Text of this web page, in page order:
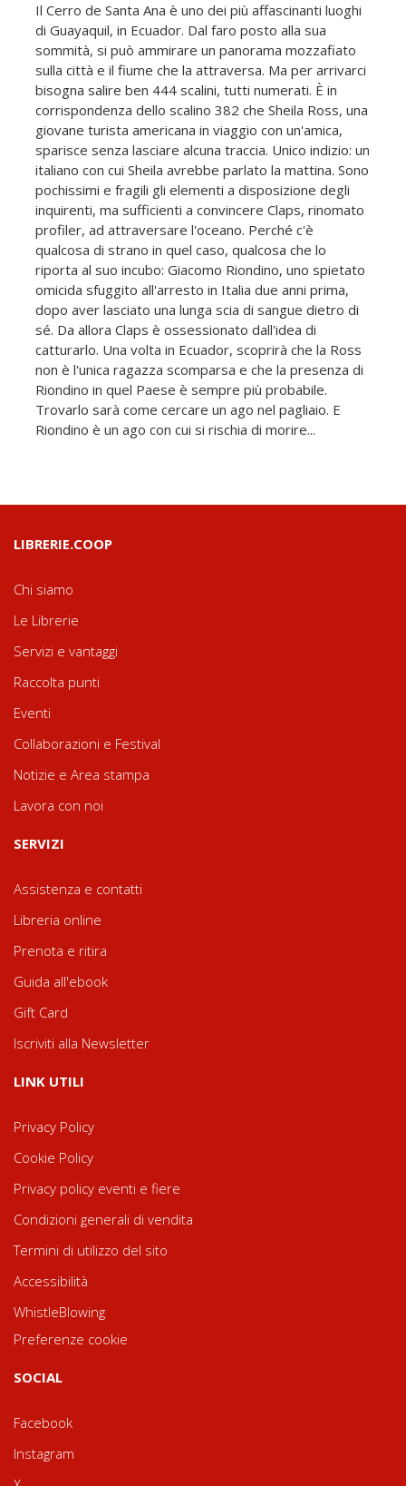
Il Cerro de Santa Ana è uno dei più affascinanti luoghi
di Guayaquil, in Ecuador. Dal faro posto alla sua
sommità, si può ammirare un panorama mozzafiato
sulla città e il fiume che la attraversa. Ma per arrivarci
bisogna salire ben 444 scalini, tutti numerati. È in
corrispondenza dello scalino 382 che Sheila Ross, una
giovane turista americana in viaggio con un'amica,
sparisce senza lasciare alcuna traccia. Unico indizio: un
italiano con cui Sheila avrebbe parlato la mattina. Sono
pochissimi e fragili gli elementi a disposizione degli
inquirenti, ma sufficienti a convincere Claps, rinomato
profiler, ad attraversare l'oceano. Perché c'è
qualcosa di strano in quel caso, qualcosa che lo
riporta al suo incubo: Giacomo Riondino, uno spietato
omicida sfuggito all'arresto in Italia due anni prima,
dopo aver lasciato una lunga scia di sangue dietro di
sé. Da allora Claps è ossessionato dall'idea di
catturarlo. Una volta in Ecuador, scoprirà che la Ross
non è l'unica ragazza scomparsa e che la presenza di
Riondino in quel Paese è sempre più probabile.
Trovarlo sarà come cercare un ago nel pagliaio. E
Riondino è un ago con cui si rischia di morire...
LIBRERIE.COOP
Chi siamo
Le Librerie
Servizi e vantaggi
Raccolta punti
Eventi
Collaborazioni e Festival
Notizie e Area stampa
Lavora con noi
SERVIZI
Assistenza e contatti
Libreria online
Prenota e ritira
Guida all'ebook
Gift Card
Iscriviti alla Newsletter
LINK UTILI
Privacy Policy
Cookie Policy
Privacy policy eventi e fiere
Condizioni generali di vendita
Termini di utilizzo del sito
Accessibilità
WhistleBlowing
Preferenze cookie
SOCIAL
Facebook
Instagram